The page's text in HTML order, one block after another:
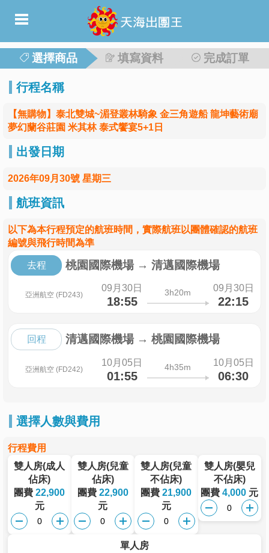
選擇商品 填寫資料 完成訂單
行程名稱
【無購物】泰北雙城~湄登叢林騎象 金三角遊船 龍坤藝術廟
夢幻蘭谷莊園 米其林 泰式饗宴5+1日
出發日期
2026年09月30號 星期三
航班資訊
以下為本行程預定的航班時間，實際航班以團體確認的航班
編號與飛行時間為準
去程 桃園國際機場 → 清邁國際機場
亞洲航空 (FD243)
09月30日
18:55
3h20m 09月30日
22:15
回程 清邁國際機場 → 桃園國際機場
亞洲航空 (FD242)
10月05日
01:55
4h35m 10月05日
06:30
選擇人數與費用
行程費用
雙人房(成人
佔床)
團費22,900
元
雙人房(兒童
佔床)
團費 22,900
元
雙人房(兒童
不佔床)
團費21,900
元
雙人房(嬰兒
不佔床)
團費4,000 元
單人房